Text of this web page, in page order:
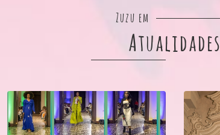
Zuzu em
Atualidades